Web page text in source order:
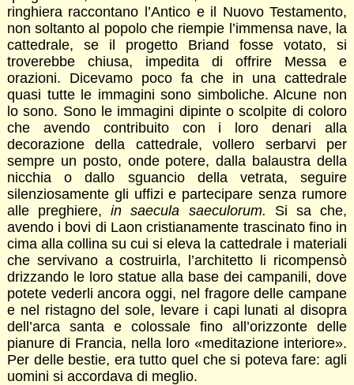
ringhiera raccontano l’Antico e il Nuovo Testamento,
non soltanto al popolo che riempie l’immensa nave, la
cattedrale, se il progetto Briand fosse votato, si
troverebbe chiusa, impedita di offrire Messa e
orazioni. Dicevamo poco fa che in una cattedrale
quasi tutte le immagini sono simboliche. Alcune non
lo sono. Sono le immagini dipinte o scolpite di coloro
che avendo contribuito con i loro denari alla
decorazione della cattedrale, vollero serbarvi per
sempre un posto, onde potere, dalla balaustra della
nicchia o dallo sguancio della vetrata, seguire
silenziosamente gli uffizi e partecipare senza rumore
alle preghiere,in saecula saeculorum. Si sa che,
avendo i bovi di Laon cristianamente trascinato fino in
cima alla collina su cui si eleva la cattedrale i materiali
che servivano a costruirla, l’architetto li ricompensò
drizzando le loro statue alla base dei campanili, dove
potete vederli ancora oggi, nel fragore delle campane
e nel ristagno del sole, levare i capi lunati al disopra
dell’arca santa e colossale fino all’orizzonte delle
pianure di Francia, nella loro «meditazione interiore».
Per delle bestie, era tutto quel che si poteva fare: agli
uomini si accordava di meglio.